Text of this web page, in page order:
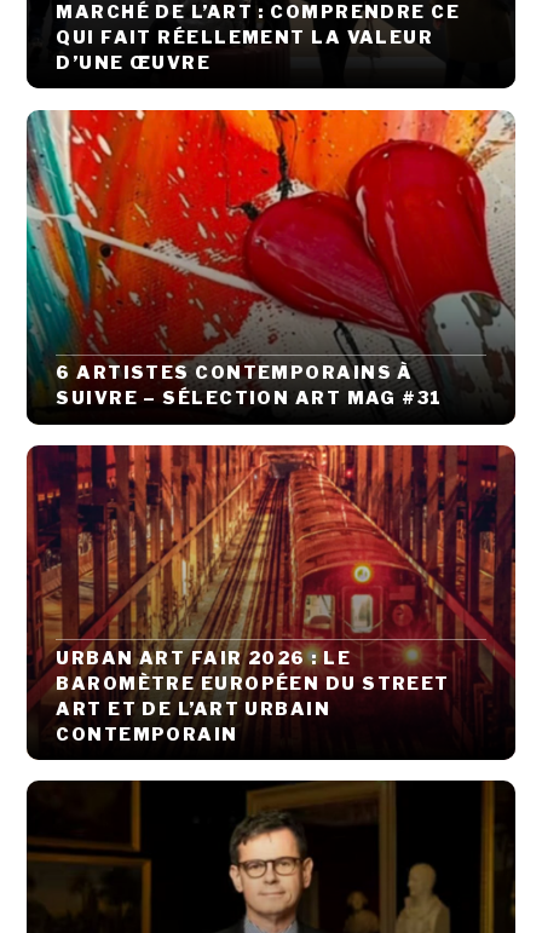
MARCHÉ DE L’ART : COMPRENDRE CE
QUI FAIT RÉELLEMENT LA VALEUR
D’UNE ŒUVRE
6 ARTISTES CONTEMPORAINS À
SUIVRE – SÉLECTION ART MAG #31
URBAN ART FAIR 2026 : LE
BAROMÈTRE EUROPÉEN DU STREET
ART ET DE L’ART URBAIN
CONTEMPORAIN